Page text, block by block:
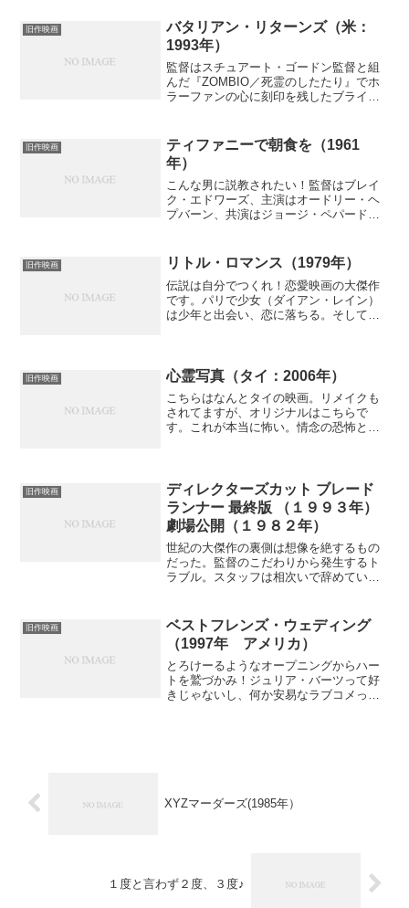
旧作映画
バタリアン・リターンズ（米：
1993年）
監督はスチュアート・ゴードン監督と組
んだ『ZOMBIO／死霊のしたたり』でホ
ラーファンの心に刻印を残したブライア
だけ。切なくなるほど陳腐な物語にシリ
アスなラブ・ストーリ...
旧作映画
ティファニーで朝食を（1961
年）
こんな男に説教されたい！監督はブレイ
ク・エドワーズ、主演はオードリー・ヘ
プバーン、共演はジョージ・ペパード。
の巨人カポーティー。こうやって挙げて
みると凄い映画ですね。書...
旧作映画 リトル・ロマンス（1979年）
伝説は自分でつくれ！恋愛映画の大傑作
です。パリで少女（ダイアン・レイン）
は少年と出会い、恋に落ちる。そして偶
伝説を聞かされる。2人は...
旧作映画 心霊写真（タイ：2006年）
こちらはなんとタイの映画。リメイクも
されてますが、オリジナルはこちらで
す。これが本当に怖い。情念の恐怖とい
引き立て未体験の恐怖が味...
旧作映画
ディレクターズカット ブレード
ランナー 最終版 （１９９３年）
劇場公開（１９８２年）
世紀の大傑作の裏側は想像を絶するもの
だった。監督のこだわりから発生するト
ラブル。スタッフは相次いで辞めてい
シーンがカットされいびつな編集から作
品は大きく歪められた。お...
旧作映画
ベストフレンズ・ウェディング
（1997年 アメリカ）
とろけーるようなオープニングからハー
トを鷲づかみ！ジュリア・バーツって好
きじゃないし、何か安易なラブコメって
XYZマーダーズ(1985年）
１度と言わず２度、３度♪